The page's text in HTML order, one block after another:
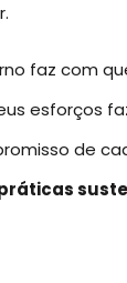
faz com
esforços
de